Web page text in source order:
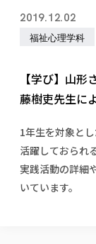
各種方針
大学の歩み
学生・教職員
校歌の歴史
校章・マーク
寄附の受け入
関連法人
教職員募集
役員・評議員
大学の取り
大学の取り組み
カリキュラム
本学のシラバ
公的資金等の
研究活動にお
大学広報誌「
情報公開
寄附行為
中期事業計画
事業計画／財
大学評価
福祉行政学科
共生まちづ
共生まちづく
教育学部
教育学科
健康科学部
保健看護学科
リハビリテー
医療経営管理
産業福祉
情報福祉
入学試験
進学相談会
オープン
就職状況
取得可能
東北福祉
東北福祉大学
進路・就職支援
採用ご担当
文化会・
大学指定団
国際交流
交換留学
海外留学・
生涯教育・キ
2019.12.02
福祉心理学科
【学び】山
藤樹吏先生に
1年生を対象と
活躍しておられ
実践活動の詳細
いています。